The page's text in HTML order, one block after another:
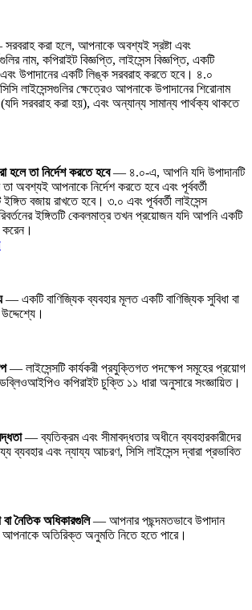
করা হলে, আপনাকে অবশ্যই স্রষ্টা এবং
নাম, কপিরাইট বিজ্ঞপ্তি, লাইসেন্স বিজ্ঞপ্তি, একটি
এবং উপাদানের একটি লিঙ্ক সরবরাহ করতে হবে। ৪.০
লাইসেন্সগুলির ক্ষেত্রেও আপনাকে উপাদানের শিরোনাম
সরবরাহ করা হয়), এবং অন্যান্য সামান্য পার্থক্য থাকতে
হলে তা নির্দেশ করতে হবে— ৪.০-এ, আপনি যদি উপাদানটি
তা অবশ্যই আপনাকে নির্দেশ করতে হবে এবং পূর্ববর্তী
বজায় রাখতে হবে। ৩.০ এবং পূর্ববর্তী লাইসেন্স
ইঙ্গিতটি কেবলমাত্র তখন প্রয়োজন যদি আপনি একটি
করেন।
— একটি বাণিজ্যিক ব্যবহার মূলত একটি বাণিজ্যিক সুবিধা বা
— লাইসেন্সটি কার্যকরী প্রযুক্তিগত পদক্ষেপ সমূহের প্রয়োগ
কপিরাইট চুক্তি ১১ ধারা অনুসারে সংজ্ঞায়িত।
— ব্যতিক্রম এবং সীমাবদ্ধতার অধীনে ব্যবহারকারীদের
ব্যবহার এবং ন্যায্য আচরণ, সিসি লাইসেন্স দ্বারা প্রভাবিত
নৈতিক অধিকারগুলি— আপনার পছন্দমতভাবে উপাদান
আপনাকে অতিরিক্ত অনুমতি নিতে হতে পারে।